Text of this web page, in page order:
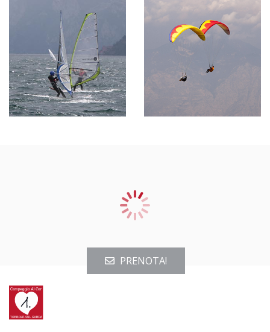
PRENOTA!